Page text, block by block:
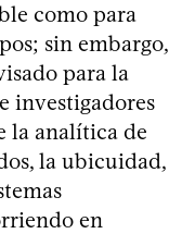
como para
sin embargo,
para la
investigadores
la analítica de
la ubicuidad,
en